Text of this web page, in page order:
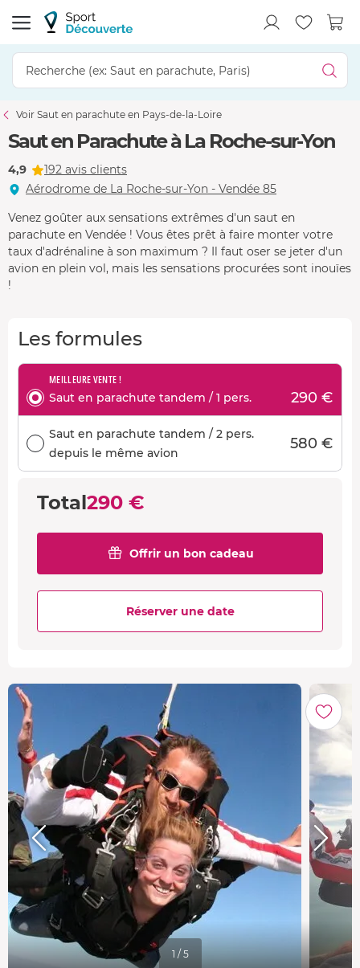
Voir Saut en parachute en Pays-de-la-Loire
Saut en Parachute à La Roche-sur-Yon
4,9
192 avis clients
Aérodrome de La Roche-sur-Yon - Vendée 85
Venez goûter aux sensations extrêmes d'un saut en
parachute en Vendée ! Vous êtes prêt à faire monter votre
taux d'adrénaline à son maximum ? Il faut oser se jeter d'un
avion en plein vol, mais les sensations procurées sont inouïes
!
Les formules
MEILLEURE VENTE !
Saut en parachute tandem / 1 pers. 290 €
Saut en parachute tandem / 2 pers.
depuis le même avion
580 €
Total290 €
Offrir un bon cadeau
Réserver une date
1 / 5